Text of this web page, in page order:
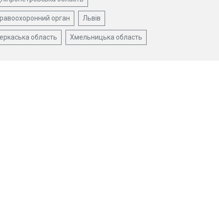
орган Львів
область Хмельницька область